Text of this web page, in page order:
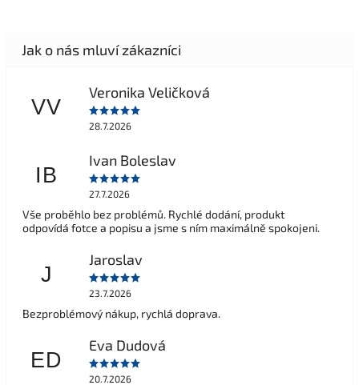
VV
Veronika Veličková
28.7.2026
IB
Ivan Boleslav
27.7.2026
Vše proběhlo bez problémů. Rychlé dodání, produkt
odpovídá fotce a popisu a jsme s ním maximálně spokojeni.
J
Jaroslav
23.7.2026
Bezproblémový nákup, rychlá doprava.
ED
Eva Dudová
20.7.2026